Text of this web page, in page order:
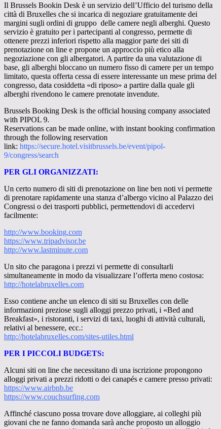
Il Brussels Bookin Desk è un servizio dellʼUfficio del turismo della
città di Bruxelles che si incarica di negoziare gratuitamente dei
margini sugli ordini di gruppo delle camere negli alberghi. Questo
servizio è gratuito per i partecipanti al congresso, permette di
ottenere prezzi inferiori rispetto alla maggior parte dei siti di
prenotazione on line e propone un approccio più etico alla
negoziazione con gli albergatori. A partire da una valutazione di
base, gli alberghi bloccano un numero fisso di camere per un tempo
limitato, questa offerta cessa di essere interessante un mese prima del
congresso, data cosiddetta «di riposo» a partire dalla quale gli
alberghi rivendono le camere prenotate invendute.
Brussels Booking Desk is the official housing company associated
with PIPOL 9.
Reservations can be made online, with instant booking confirmation
through the following reservation
link: https://secure.hotel.visitbrussels.be/event/pipol-
9/congress/search
PER GLI ORGANIZZATI:
Un certo numero di siti di prenotazione on line ben noti vi permette
di prenotare rapidamente una stanza dʼalbergo vicino al Palazzo dei
Congressi o dei trasporti pubblici, permettendovi di accedervi
facilmente:
http://www.booking.com
https://www.tripadvisor.be
http://www.lastminute.com
Un sito che paragona i prezzi vi permette di consultarli
simultaneamente in modo da visualizzare lʼofferta meno costosa:
http://hotelabruxelles.com
Esso contiene anche un elenco di siti su Bruxelles con delle
informazioni preziose sugli alloggi prezzo privati, i «Bed and
Breakfast», i ristoranti, i servizi di taxi, luoghi di attività culturali,
relativi al benessere, ecc.:
http://hotelabruxelles.com/sites-utiles.html
PER I PICCOLI BUDGETS:
Alcuni siti on line che necessitano di una iscrizione propongono
alloggi privati a prezzi ridotti o dei canapés e camere presso privati:
https://www.airbnb.be
https://www.couchsurfing.com
Affinché ciascuno possa trovare dove alloggiare, ai colleghi più
giovani che ne fanno domanda sarà anche proposto un alloggio